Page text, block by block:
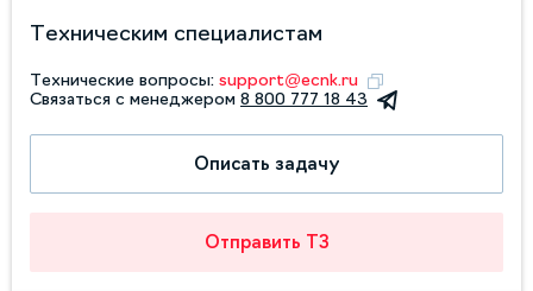
Техническим специалистам
Технические вопросы: support@ecnk.ru
Связаться с менеджером 8 800 777 18 43
Описать задачу
Отправить ТЗ